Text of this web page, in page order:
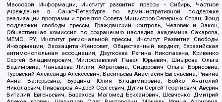
Массовой Информации, Институт развития прессы - Сибирь, Частное
учреждение в Санкт-Петербурге по административной поддержке
реализации программ и проектов Совета Министров Северных Стран, Фонд
поддержки свободы прессы, Гражданский контроль, Человек и Закон,
Общественная комиссия по сохранению наследия академика Сахарова,
МЕМО. РУ, Институт региональной прессы, Институт Развития Свободы
Информации, Экозащита!-Женсовет, Общественный вердикт, Евразийская
антимонопольная ассоциация, Дзугкоева Регина Николаевна, Кривенко
Сергей Владимирович, Милославский Павел Юрьевич, Шнырова Ольга
Вадимовна, Чанышева Лилия Айратовна, Сидорович Ольга Борисовна,
Туровский Александр Алексеевич, Васильева Анастасия Евгеньевна, Ривина
Анна Валерьевна, Бурдина Юлия Владимировна, Бойко Анатолий
Николаевич, Пивоваров Андрей Сергеевич, Дугин Сергей Георгиевич, Аверин
Виталий Евгеньевич, Барахоев Магомед Бекханович, Шевченко Дмитрий